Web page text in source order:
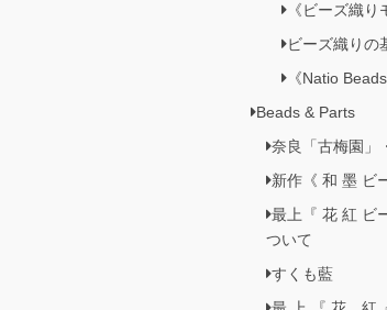
《ビーズ織り
ビーズ織りの
《Natio
Beads & Parts
奈良「古梅園」
新作《 和 墨 ビ
最上『 花 紅 ビ
ついて
すくも藍